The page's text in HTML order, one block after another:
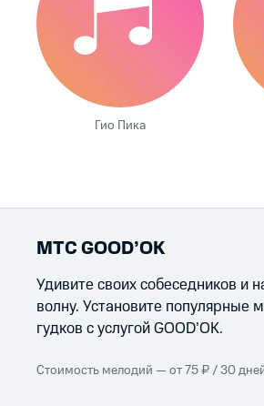
Гио Пика
МТС GOOD’OK
Удивите своих собеседников и
волну. Установите популярные
гудков с услугой GOOD’OK.
Стоимость мелодий — от 75 ₽ / 30